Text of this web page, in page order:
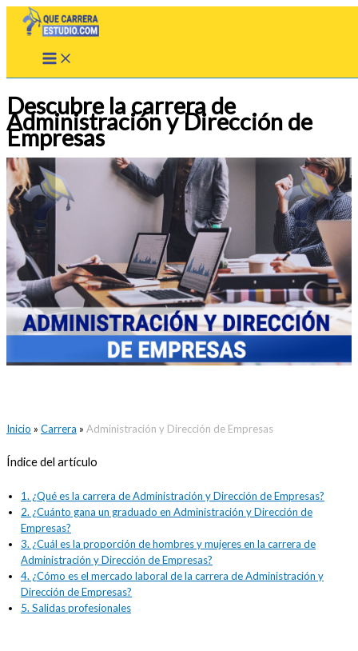
Descubre la carrera de
Administración y Dirección de
Empresas
Inicio » Carrera » Administración y Dirección de Empresas
Índice del artículo
1. ¿Qué es la carrera de Administración y Dirección de Empresas?
2. ¿Cuánto gana un graduado en Administración y Dirección de
Empresas?
3. ¿Cuál es la proporción de hombres y mujeres en la carrera de
Administración y Dirección de Empresas?
4. ¿Cómo es el mercado laboral de la carrera de Administración y
Dirección de Empresas?
5. Salidas profesionales